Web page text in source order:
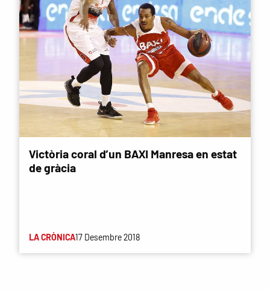
Victòria coral d’un BAXI Manresa en estat
de gràcia
LA CRÒNICA17 Desembre 2018